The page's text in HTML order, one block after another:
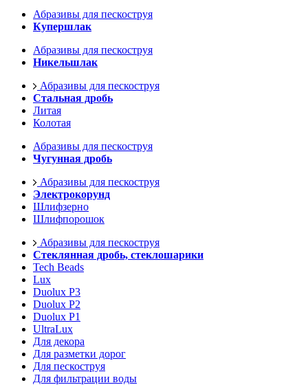
Абразивы для пескоструя
Купершлак
Абразивы для пескоструя
Никельшлак
Абразивы для пескоструя
Стальная дробь
Литая
Колотая
Абразивы для пескоструя
Чугунная дробь
Абразивы для пескоструя
Электрокорунд
Шлифзерно
Шлифпорошок
Абразивы для пескоструя
Стеклянная дробь, стеклошарики
Tech Beads
Lux
Duolux P3
Duolux P2
Duolux P1
UltraLux
Для декора
Для разметки дорог
Для пескоструя
Для фильтрации воды